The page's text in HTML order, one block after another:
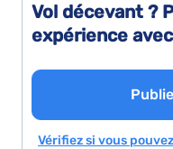
Vol décevant ?
expérience
Vérifiez si vous